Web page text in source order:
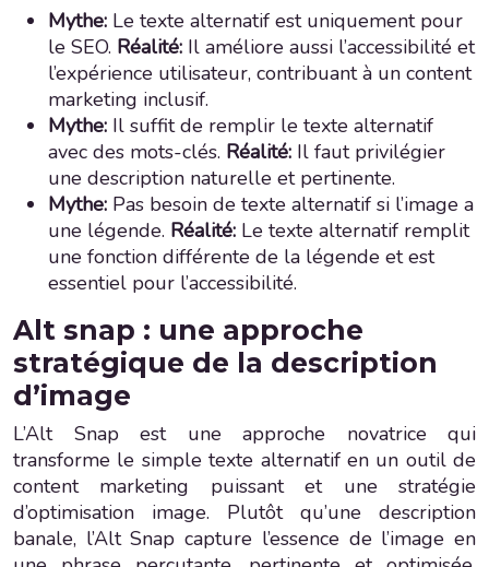
Mythe: Le texte alternatif est uniquement pour
le SEO. Réalité: Il améliore aussi l’accessibilité et
l’expérience utilisateur, contribuant à un content
marketing inclusif.
Mythe: Il suffit de remplir le texte alternatif
avec des mots-clés. Réalité: Il faut privilégier
une description naturelle et pertinente.
Mythe: Pas besoin de texte alternatif si l’image a
une légende. Réalité: Le texte alternatif remplit
une fonction différente de la légende et est
essentiel pour l’accessibilité.
Alt snap : une approche
stratégique de la description
d’image
L’Alt Snap est une approche novatrice qui
transforme le simple texte alternatif en un outil de
content marketing puissant et une stratégie
d’optimisation image. Plutôt qu’une description
banale, l’Alt Snap capture l’essence de l’image en